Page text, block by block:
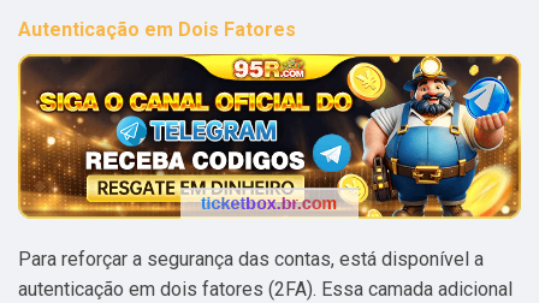
Autenticação em Dois Fatores
Para reforçar a segurança das contas, está disponível a
autenticação em dois fatores (2FA). Essa camada adicional